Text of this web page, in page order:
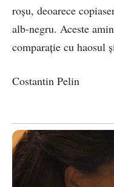
roșu, deoarece
alb-negru. Aceste
comparație cu haosul
Costantin Pelin